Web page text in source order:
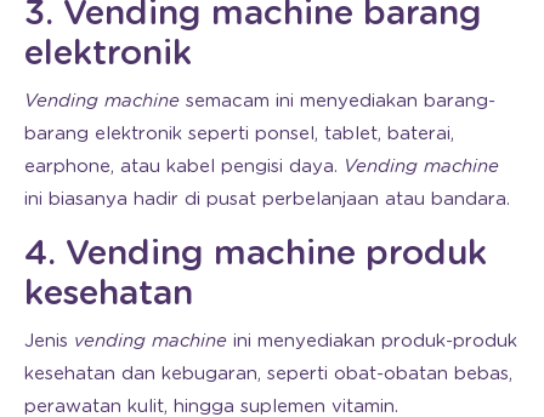
3. Vending machine barang
elektronik
Vending machine semacam ini menyediakan barang-
barang elektronik seperti ponsel, tablet, baterai,
earphone, atau kabel pengisi daya. Vending machine
ini biasanya hadir di pusat perbelanjaan atau bandara.
4. Vending machine produk
kesehatan
Jenis vending machine ini menyediakan produk-produk
kesehatan dan kebugaran, seperti obat-obatan bebas,
perawatan kulit, hingga suplemen vitamin.